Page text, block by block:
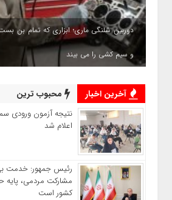
دوربین شلنگی ماری؛ ابزاری که تمام بن
و سیم کشی را می بیند
آخرین اخبار محبوب ترین
اعلام شد
رئیس جمهور: خدمت
مشارکت مردمی،
کشور است